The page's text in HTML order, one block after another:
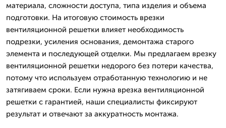
материала, сложности доступа, типа изделия и объема
подготовки. На итоговую стоимость врезки
вентиляционной решетки влияет необходимость
подрезки, усиления основания, демонтажа старого
элемента и последующей отделки. Мы предлагаем врезку
вентиляционной решетки недорого без потери качества,
потому что используем отработанную технологию и не
затягиваем сроки. Если нужна врезка вентиляционной
решетки с гарантией, наши специалисты фиксируют
результат и отвечают за аккуратность монтажа.